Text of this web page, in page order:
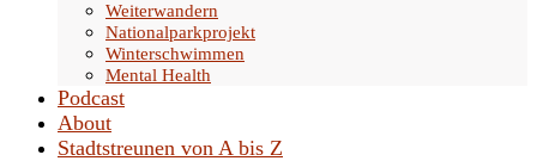
Weiterwandern
Nationalparkprojekt
Winterschwimmen
Mental Health
Podcast
About
Stadtstreunen von A bis Z